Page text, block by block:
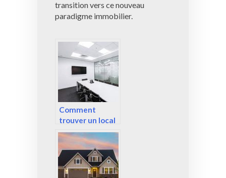
transition vers ce nouveau
paradigme immobilier.
Comment
trouver un local
pour son
entreprise ?